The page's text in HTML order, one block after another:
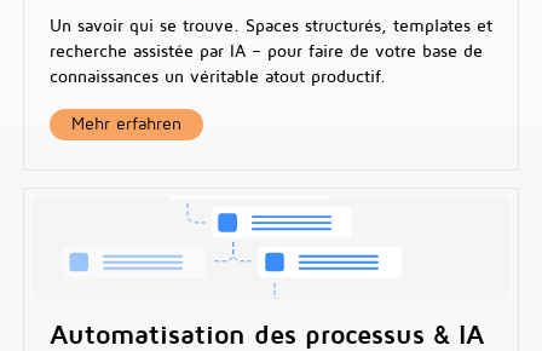
Un savoir qui se trouve. Spaces structurés, templates et
recherche assistée par IA – pour faire de votre base de
connaissances un véritable atout productif.
Mehr erfahren
Automatisation des processus & IA